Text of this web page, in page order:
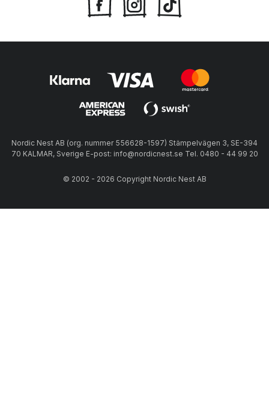
Nordic Nest AB (org. nummer 556628-1597) Stämpelvägen 3, SE-394
70 KALMAR, Sverige E-post: info@nordicnest.se Tel. 0480 - 44 99 20
© 2002 - 2026 Copyright Nordic Nest AB